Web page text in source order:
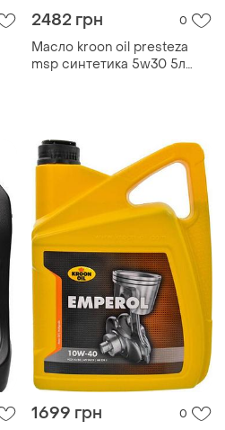
2482 грн 0
Масло kroon oil presteza
msp синтетика 5w30 5л
1699 грн 0